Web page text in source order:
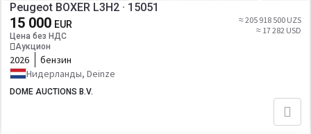
Peugeot BOXER L3H2 · 15051
15 000 EUR
Цена без НДС
Аукцион
≈ 205 918 500 UZS
≈ 17 282 USD
2026
бензин
Нидерланды, Deinze
DOME AUCTIONS B.V.